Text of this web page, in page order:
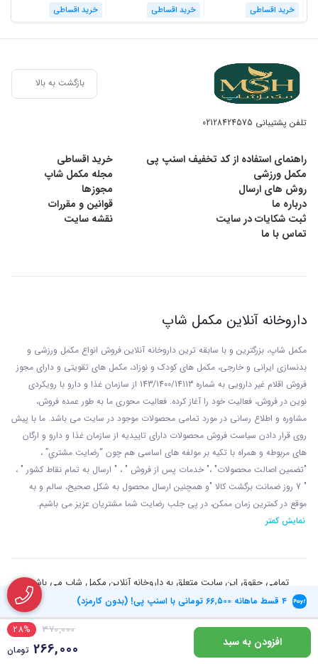
۶۶٬۵۰۰ تومانی با اسنپ پی! (بدون کارمزد)
افزودن به سبد
370,000
28%
266,000 تومان
خرید اقساطی خرید اقساطی خرید اقساطی
بازگشت به بالا
تلفن پشتیبانی 02128424575
راهنمای استفاده از کد تخفیف اسنپ پی
خرید اقساطی
مکمل ورزشی
مجله مکمل شاپ
روش های ارسال
مجوزها
درباره ما
قوانین و مقررات
ثبت شکایات در سایت
نقشه سایت
تماس با ما
داروخانه آنلاین مکمل شاپ
مکمل شاپ، بزرگترین و با سابقه ترین داروخانه آنلاین فروش انواع مکمل ورزشی و
بدنسازی ایرانی و خارجی، مکمل های کودک و نوزاد، مکمل های تقویتی و دارای مجوز
فروش اقلام غیر دارویی به شماره 143/1400/14113 از
سازمان غذا و دارو با رويکردی
نوين در فروش، فعاليت خود را آغاز کرده. فعاليت محوری ما به طور عمده فروش،
مشاوره و اطلاع رسانی در مورد تمامی محصولات موجود در سایت می باشد. ما با پيش
روی قرار دادن سياست فروش محصولات دارای تاييديه از سازمان غذا و دارو و ارگان
های مربوطه و همراه با تکيه بر مولفه های اساسی هم چون “رضايت مشتري” ،
"تضمين اصالت محصولات" ،" خدمات پس از فروش " ، " ارسال به تمام نقاط کشور " ،
" 7 روز ضمانت برگشت کالا "و همچنين ارسال محصول به شکل صحيح، سالم و به
موقع در کمترين زمان ممکن، در پی جلب رضايت شما مشتريان عزیز می باشيم.
نمایش کمتر
تمامی حقوق این سایت متعلق به داروخانه آنلاین مکمل شاپ می باشد